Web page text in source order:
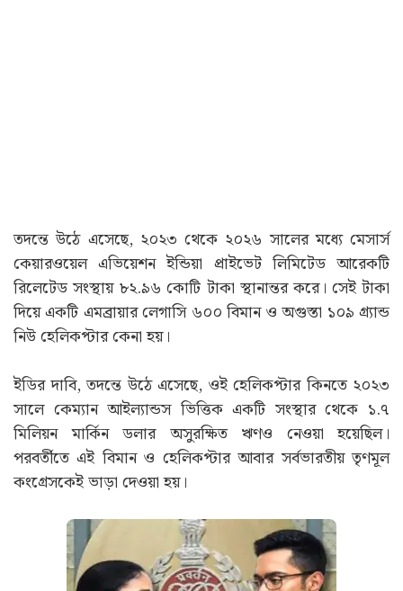
তদন্তে উঠে এসেছে, ২০২৩ থেকে ২০২৬ সালের মধ্যে মেসার্স
কেয়ারওয়েল এভিয়েশন ইন্ডিয়া প্রাইভেট লিমিটেড আরেকটি
রিলেটেড সংস্থায় ৮২.৯৬ কোটি টাকা স্থানান্তর করে। সেই টাকা
দিয়ে একটি এমব্রায়ার লেগাসি ৬০০ বিমান ও অগুস্তা ১০৯ গ্র্যান্ড
নিউ হেলিকপ্টার কেনা হয়।
ইডির দাবি, তদন্তে উঠে এসেছে, ওই হেলিকপ্টার কিনতে ২০২৩
সালে কেম্যান আইল্যান্ডস ভিত্তিক একটি সংস্থার থেকে ১.৭
মিলিয়ন মার্কিন ডলার অসুরক্ষিত ঋণও নেওয়া হয়েছিল।
পরবর্তীতে এই বিমান ও হেলিকপ্টার আবার সর্বভারতীয় তৃণমূল
কংগ্রেসকেই ভাড়া দেওয়া হয়।